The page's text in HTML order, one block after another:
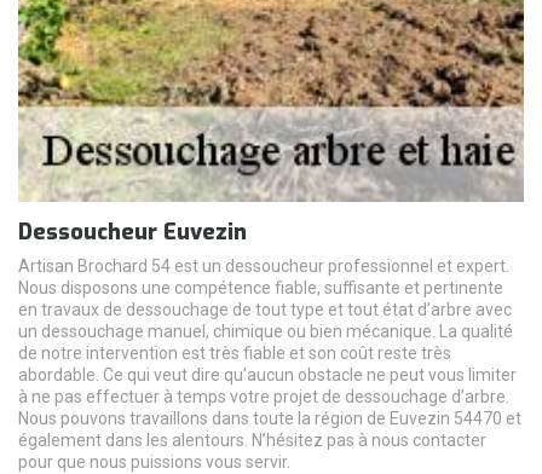
Dessoucheur Euvezin
Artisan Brochard 54 est un dessoucheur professionnel et expert.
Nous disposons une compétence fiable, suffisante et pertinente
en travaux de dessouchage de tout type et tout état d’arbre avec
un dessouchage manuel, chimique ou bien mécanique. La qualité
de notre intervention est très fiable et son coût reste très
abordable. Ce qui veut dire qu’aucun obstacle ne peut vous limiter
à ne pas effectuer à temps votre projet de dessouchage d’arbre.
Nous pouvons travaillons dans toute la région de Euvezin 54470 et
également dans les alentours. N’hésitez pas à nous contacter
pour que nous puissions vous servir.